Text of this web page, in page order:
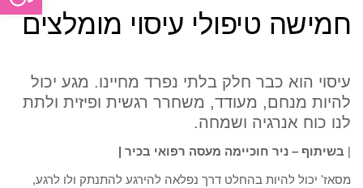
חמישה טיפולי עיסוי מומלצים
עיסוי הוא כבר חלק בלתי נפרד מחיינו. מגע יכול
להיות מנחם, מעודד, משחרר רגשית ופיזית ולתת
לנו כוח אנרגיה ושמחה.
| בשיתוף – ניר חוכיימה מעסה רפואי בכיר |
מסאז' יכול להיות בהחלט דרך נפלאה להירגע להתנתק ולו לרגע,